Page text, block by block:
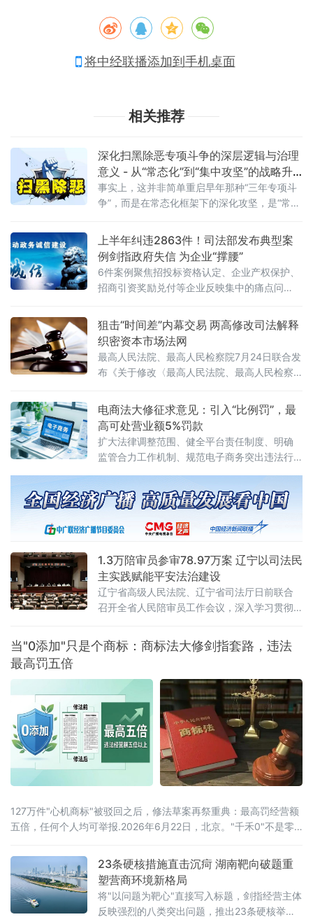
将中经联播添加到手机桌面
相关推荐
深化扫黑除恶专项斗争的深层逻辑与治理
意义 - 从“常态化”到“集中攻坚”的战略升
级
事实上，这并非简单重启早年那种“三年专项斗
争”，而是在常态化框架下的深化攻坚，是“常态
强调要严格依法办事、坚持实事求是，做到“是
黑恶一个不漏、不是黑恶一个不凑”
上半年纠违2863件！司法部发布典型案
例剑指政府失信 为企业“撑腰”
6件案例聚焦招投标资格认定、企业产权保护、
招商引资奖励兑付等企业反映集中的痛点问
不当行为“亮剑”，为纵深推进全国统一大市场建
设提供了坚实的法治保障。数据显示，2026年1
至6月，全国各级行政复议机构依法履行监督职
狙击“时间差”内幕交易 两高修改司法解释
织密资本市场法网
最高人民法院、最高人民检察院7月24日联合发
布《关于修改〈最高人民法院、最高人民检察
具体应用法律若干问题的解释〉的决定》（法
释〔2026〕13号）。修改决定已分别经最高人
民法院审判委员会第1961次会议、最高人民检
察院第十四届检察委员会第七十五次会议通
过，自2026年7月27日起施行。此次修改距
2012年《关于办理内幕交易、泄
电商法大修征求意见：引入“比例罚”，最
高可处营业额5%罚款
扩大法律调整范围、健全平台责任制度、明确
监管合力工作机制、规范电子商务突出违法行
1.3万陪审员参审78.97万案 辽宁以司法民
主实践赋能平安法治建设
辽宁省高级人民法院、辽宁省司法厅日前联合
召开全省人民陪审员工作会议，深入学习贯彻
要求，系统梳理人民陪审员制度落地实施以来
的实践成效，研判当前工作推进中的重点问
作的高质量发展，为更高水平平安辽宁、法治
辽宁建设注入坚实的司法民主动能。会议第一
时间传达了辽宁省委常委、政法委书记郑艺对
全省人
当"0添加"只是个商标：商标法大修剑指套路，违法
最高罚五倍
127万件"心机商标"被驳回之后，修法草案再祭重典：最高罚经营额
五倍，任何个人均可举报.2026年6月22日，北京。"千禾0"不是零
些让消费者频频踩坑的文字不过是一个注册商标，而非产品承诺
时，法律终于要动手了。6月22日，全国人大常委会法工委披露，商
标法修订草案二次审议稿将提请6月23日开幕的十四
23条硬核措施直击沉疴 湖南靶向破题重
塑营商环境新格局
将"以问题为靶心"直接写入标题，剑指经营主体
反映强烈的八类突出问题，推出23条硬核举